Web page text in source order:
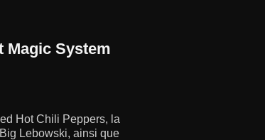
Magic System
Hot Chili Peppers, la
Lebowski, ainsi que